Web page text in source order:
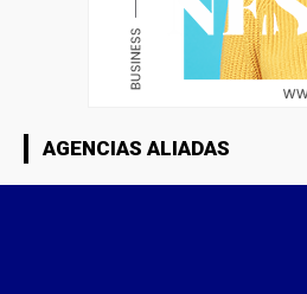
AGENCIAS ALIADAS